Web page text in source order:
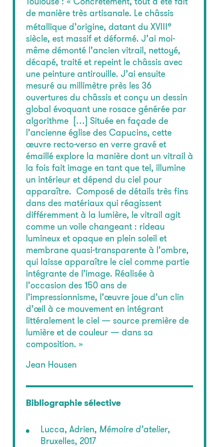
de manière très artisanale. Le châssis
métallique d’origine, datant du XVIIIe
siècle, est massif et déformé. J’ai moi-
même démonté l’ancien vitrail, nettoyé,
décapé, traité et repeint le châssis avec
une peinture antirouille. J’ai ensuite
mesuré au millimètre près les 36
ouvertures du châssis et conçu un dessin
global évoquant une rosace générée par
algorithme […] Située en façade de
l’ancienne église des Capucins, cette
œuvre recto-verso en verre gravé et
émaillé explore la manière dont un vitrail à
la fois fait image en tant que tel, illumine
un intérieur et dépend du ciel pour
apparaître. Composé de détails très fins
dans des matériaux qui réagissent
différemment à la lumière, le vitrail agit
comme un voile changeant : rideau
lumineux et opaque en plein soleil et
membrane quasi-transparente à l’ombre,
qui laisse apparaître le ciel comme partie
intégrante de l’image. Réalisée à
l’occasion des 150 ans de
l’impressionnisme, l’œuvre joue d’un clin
d’œil à ce mouvement en intégrant
littéralement le ciel — source première de
lumière et de couleur — dans sa
composition. »
Jean Housen
Bibliographie sélective
Lucca, Adrien, Mémoire d’atelier,
Bruxelles, 2017